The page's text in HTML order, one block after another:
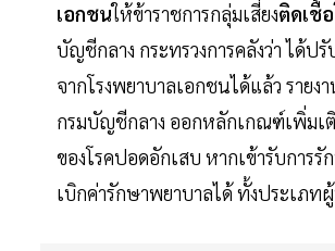
เอกชนให้ข้าราชการกลุ่มเสี่ยงติดเชื้
บัญชีกลาง กระทรวงการคลังว่า ได้ป
จากโรงพยาบาลเอกชนได้แล้ว ราย
กรมบัญชีกลาง ออกหลักเกณฑ์เพิ่มเ
ของโรคปอดอักเสบ หากเข้ารับการ
เบิกค่ารักษาพยาบาลได้ ทั้งประเภ